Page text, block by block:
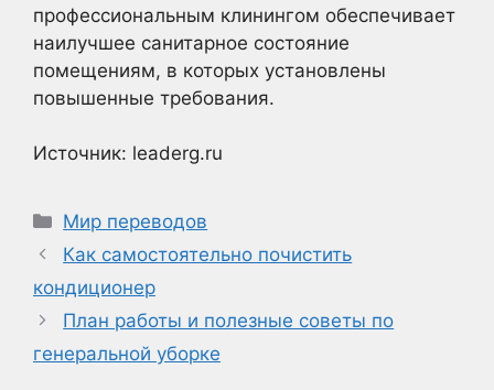
профессиональным клинингом обеспечивает
наилучшее санитарное состояние
помещениям, в которых установлены
повышенные требования.
Источник: leaderg.ru
Рубрики
Мир переводов
Как самостоятельно почистить
кондиционер
План работы и полезные советы по
генеральной уборке